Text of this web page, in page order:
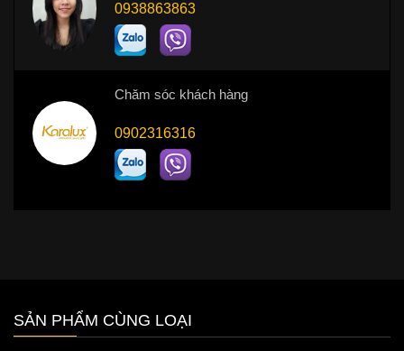
0938863863
Chăm sóc khách hàng
0902316316
SẢN PHẨM CÙNG LOẠI